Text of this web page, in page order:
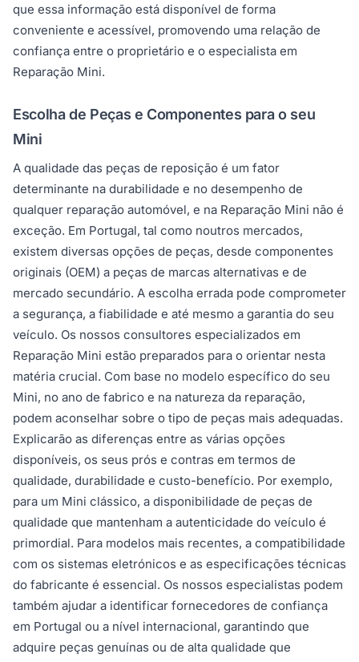
que essa informação está disponível de forma
conveniente e acessível, promovendo uma relação de
confiança entre o proprietário e o especialista em
Reparação Mini.
Escolha de Peças e Componentes para o seu
Mini
A qualidade das peças de reposição é um fator
determinante na durabilidade e no desempenho de
qualquer reparação automóvel, e na Reparação Mini não é
exceção. Em Portugal, tal como noutros mercados,
existem diversas opções de peças, desde componentes
originais (OEM) a peças de marcas alternativas e de
mercado secundário. A escolha errada pode comprometer
a segurança, a fiabilidade e até mesmo a garantia do seu
veículo. Os nossos consultores especializados em
Reparação Mini estão preparados para o orientar nesta
matéria crucial. Com base no modelo específico do seu
Mini, no ano de fabrico e na natureza da reparação,
podem aconselhar sobre o tipo de peças mais adequadas.
Explicarão as diferenças entre as várias opções
disponíveis, os seus prós e contras em termos de
qualidade, durabilidade e custo-benefício. Por exemplo,
para um Mini clássico, a disponibilidade de peças de
qualidade que mantenham a autenticidade do veículo é
primordial. Para modelos mais recentes, a compatibilidade
com os sistemas eletrónicos e as especificações técnicas
do fabricante é essencial. Os nossos especialistas podem
também ajudar a identificar fornecedores de confiança
em Portugal ou a nível internacional, garantindo que
adquire peças genuínas ou de alta qualidade que